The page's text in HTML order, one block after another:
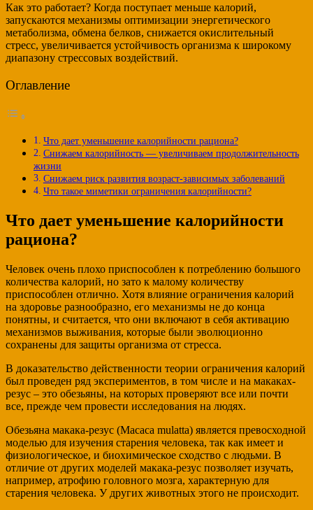
Как это работает? Когда поступает меньше калорий,
запускаются механизмы оптимизации энергетического
метаболизма, обмена белков, снижается окислительный
стресс, увеличивается устойчивость организма к широкому
диапазону стрессовых воздействий.
Оглавление
Что дает уменьшение калорийности рациона?
Снижаем калорийность — увеличиваем продолжительность
жизни
Снижаем риск развития возраст-зависимых заболеваний
Что такое миметики ограничения калорийности?
Что дает уменьшение калорийности
рациона?
Человек очень плохо приспособлен к потреблению большого
количества калорий, но зато к малому количеству
приспособлен отлично. Хотя влияние ограничения калорий
на здоровье разнообразно, его механизмы не до конца
понятны, и считается, что они включают в себя активацию
механизмов выживания, которые были эволюционно
сохранены для защиты организма от стресса.
В доказательство действенности теории ограничения калорий
был проведен ряд экспериментов, в том числе и на макаках-
резус – это обезьяны, на которых проверяют все или почти
все, прежде чем провести исследования на людях.
Обезьяна макака-резус (Macaca mulatta) является превосходной
моделью для изучения старения человека, так как имеет и
физиологическое, и биохимическое сходство с людьми. В
отличие от других моделей макака-резус позволяет изучать,
например, атрофию головного мозга, характерную для
старения человека. У других животных этого не происходит.